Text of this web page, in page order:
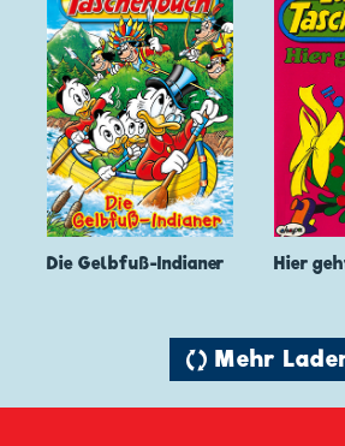
Die Gelbfuß-Indianer Hier
🔄 Mehr